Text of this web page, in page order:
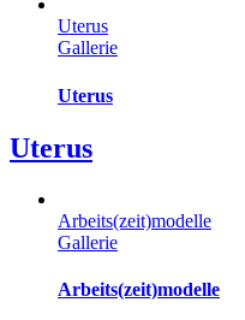
Uterus
Gallerie
Uterus
Uterus
Arbeits(zeit)modelle
Gallerie
Arbeits(zeit)modelle